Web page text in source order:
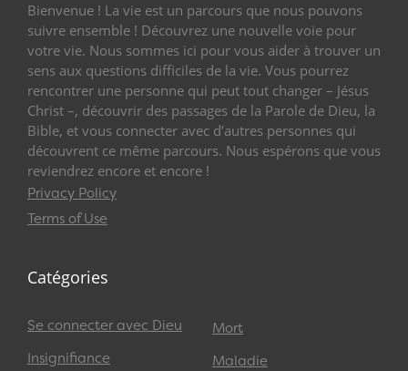
Bienvenue ! La vie est un parcours que nous pouvons
suivre ensemble ! Découvrez une nouvelle voie pour
votre vie. Nous sommes ici pour vous aider à trouver un
sens aux questions difficiles de la vie. Vous pourrez
rencontrer une personne qui peut tout changer – Jésus
Christ –, découvrir des passages de la Parole de Dieu, la
Bible, et vous connecter avec d’autres personnes qui
découvrent ce même parcours. Nous espérons que vous
reviendrez encore et encore !
Privacy Policy
Terms of Use
Catégories
Se connecter avec Dieu
Insignifiance
Mort
Maladie